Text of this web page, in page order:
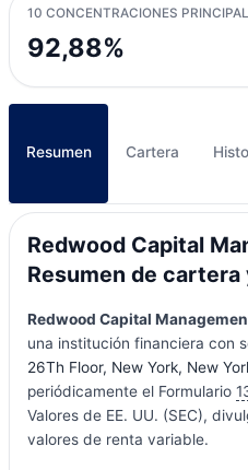
10 CONCENTRACIONES
92,88%
Resumen Cartera
Redwood Capital
Resumen de
Redwood Capital
una institución financiera con
26Th Floor, New York, New
periódicamente el Formulario
Valores de EE. UU. (SEC),
valores de renta variable.